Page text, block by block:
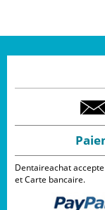
Dentaireachat
et Carte bancaire.